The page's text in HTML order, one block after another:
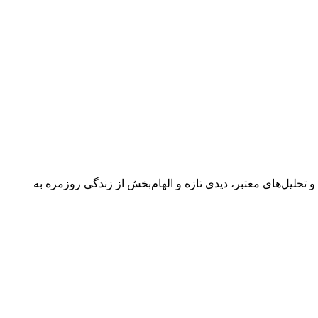
و تحلیل‌های معتبر، دیدی تازه و الهام‌بخش از زندگی روزمره به